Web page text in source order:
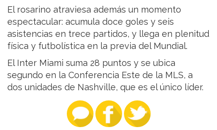
El rosarino atraviesa además un momento
espectacular: acumula doce goles y seis
asistencias en trece partidos, y llega en plenitud
física y futbolística en la previa del Mundial.
El Inter Miami suma 28 puntos y se ubica
segundo en la Conferencia Este de la MLS, a
dos unidades de Nashville, que es el único líder.